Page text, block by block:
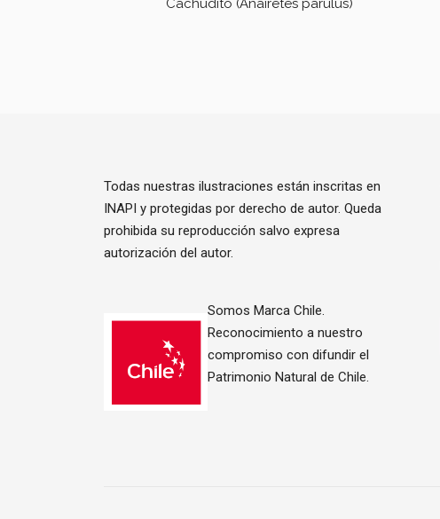
Cachudito (Anairetes parulus)
Todas nuestras ilustraciones están inscritas en
INAPI y protegidas por derecho de autor. Queda
prohibida su reproducción salvo expresa
autorización del autor.
Somos Marca Chile.
Reconocimiento a nuestro
compromiso con difundir el
Patrimonio Natural de Chile.